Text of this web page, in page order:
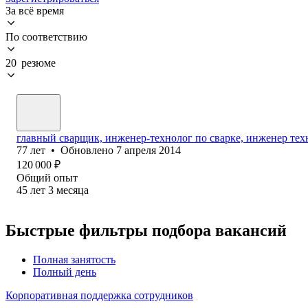
За всё время
По соответствию
20 резюме
главный сварщик, инженер-технолог по сварке, инженер
77 лет • Обновлено 7 апреля 2014
120 000 ₽
Общий опыт
45 лет 3 месяца
Быстрые фильтры подбора вакансий
Полная занятость
Полный день
Корпоративная поддержка сотрудников